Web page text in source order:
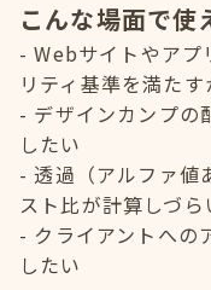
こんな場面で使
Webサイトやアプ
リティ基準を満た
デザインカンプの
したい
透過（アルファ値
スト比が計算しづら
クライアントへの
したい